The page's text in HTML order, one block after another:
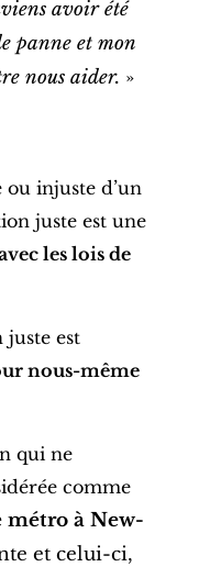
avoir été
panne et mon
nous aider. »
ou injuste d’un
juste est une
les lois de
est
nous-même
qui ne
comme
métro à New-
et celui-ci,